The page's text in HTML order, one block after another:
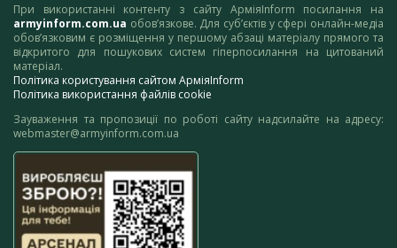
При використанні контенту з сайту АрміяInform посилання на
armyinform.com.ua обов’язкове. Для суб’єктів у сфері онлайн-медіа
обов’язковим є розміщення у першому абзаці матеріалу прямого та
відкритого для пошукових систем гіперпосилання на цитований
матеріал.
Політика користування сайтом АрміяInform
Політика використання файлів cookie
Зауваження та пропозиції по роботі сайту надсилайте на адресу:
webmaster@armyinform.com.ua